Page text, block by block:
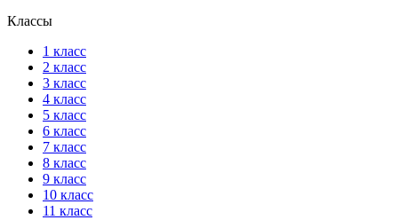
Классы
1 класс
2 класс
3 класс
4 класс
5 класс
6 класс
7 класс
8 класс
9 класс
10 класс
11 класс